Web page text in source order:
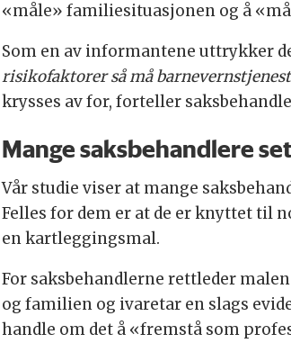
«måle» familiesituasjonen og å
Som en av informantene uttrykker
risikofaktorer så må
krysses av for, forteller
Mange saksbehandlere
Vår studie viser at mange
Felles for dem er at de er knyttet til
en kartleggingsmal.
For saksbehandlerne rettleder
og familien og ivaretar en slags
handle om det å «fremstå som